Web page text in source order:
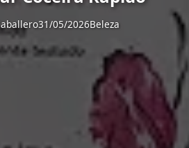
31/05/2026Beleza